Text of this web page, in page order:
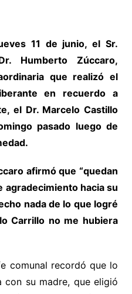
11 de junio, el Sr.
Humberto Zúccaro,
que realizó el
en recuerdo a
el Dr. Marcelo Castillo
pasado luego de
afirmó que “quedan
agradecimiento hacia su
nada de lo que logré
Carrillo no me hubiera
comunal recordó que lo
con su madre, que eligió